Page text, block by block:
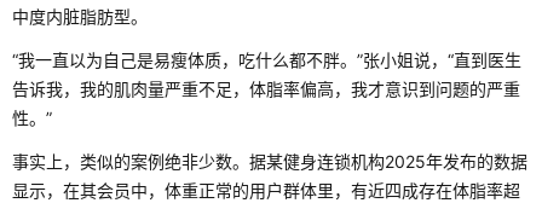
中度内脏脂肪型。
“我一直以为自己是易瘦体质，吃什么都不胖。”张小姐说，“直到医生
告诉我，我的肌肉量严重不足，体脂率偏高，我才意识到问题的严重
性。”
事实上，类似的案例绝非少数。据某健身连锁机构2025年发布的数据
显示，在其会员中，体重正常的用户群体里，有近四成存在体脂率超